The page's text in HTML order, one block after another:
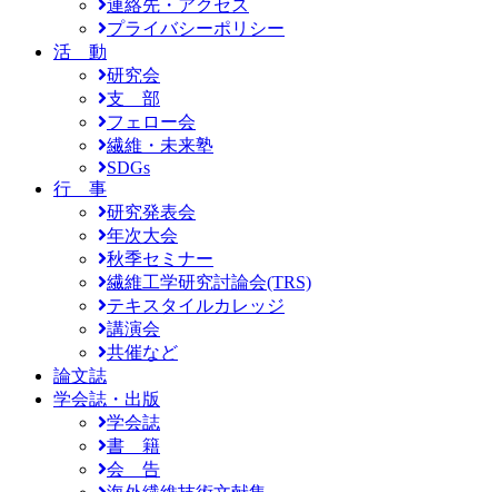
連絡先・アクセス
プライバシーポリシー
活 動
研究会
支 部
フェロー会
繊維・未来塾
SDGs
行 事
研究発表会
年次大会
秋季セミナー
繊維工学研究討論会(TRS)
テキスタイルカレッジ
講演会
共催など
論文誌
学会誌・出版
学会誌
書 籍
会 告